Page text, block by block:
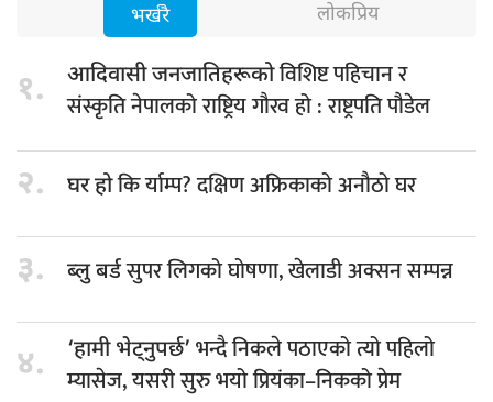
भर्खरै लोकप्रिय
१. आदिवासी जनजातिहरूकोविशिष्ट पहिचान र
संस्कृति नेपालको राष्ट्रिय गौरव हो : राष्ट्रपति पौडेल
२. घर होकि र्याम्प? दक्षिण अफ्रिकाको अनौठो घर
३. ब्लु बर्डसुपर लिगको घोषणा, खेलाडी अक्सन सम्पन्न
४. ‘हामी भेट्नुपर्छ’ भन्दै निकले पठाएको त्यो पहिलो
म्यासेज, यसरी सुरु भयो प्रियंका–निकको प्रेम